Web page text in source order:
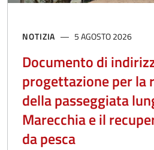
NOTIZIA 5 AGOSTO 2026
Documento di
progettazione per la
della passeggiata
Marecchia e il
da pesca